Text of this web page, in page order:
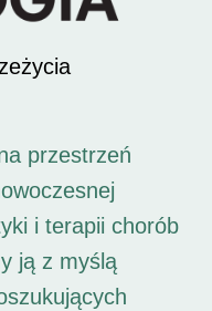
przestrzeń
i terapii chorób
ją z myślą